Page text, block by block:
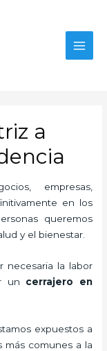
a
empresas,
en los
queremos
y el bienestar.
necesaria la labor
un cerrajero en
expuestos a
más comunes a la